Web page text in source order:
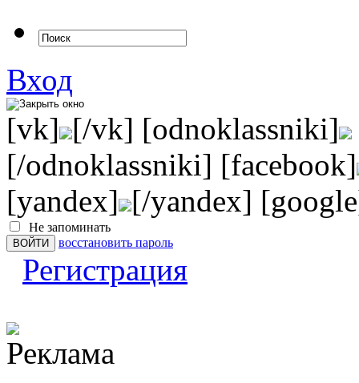
Вход
[vk] [/vk] [odnoklassniki]
[/odnoklassniki] [facebook]
[yandex] [/yandex]
Не запоминать
восстановить пароль
Регистрация